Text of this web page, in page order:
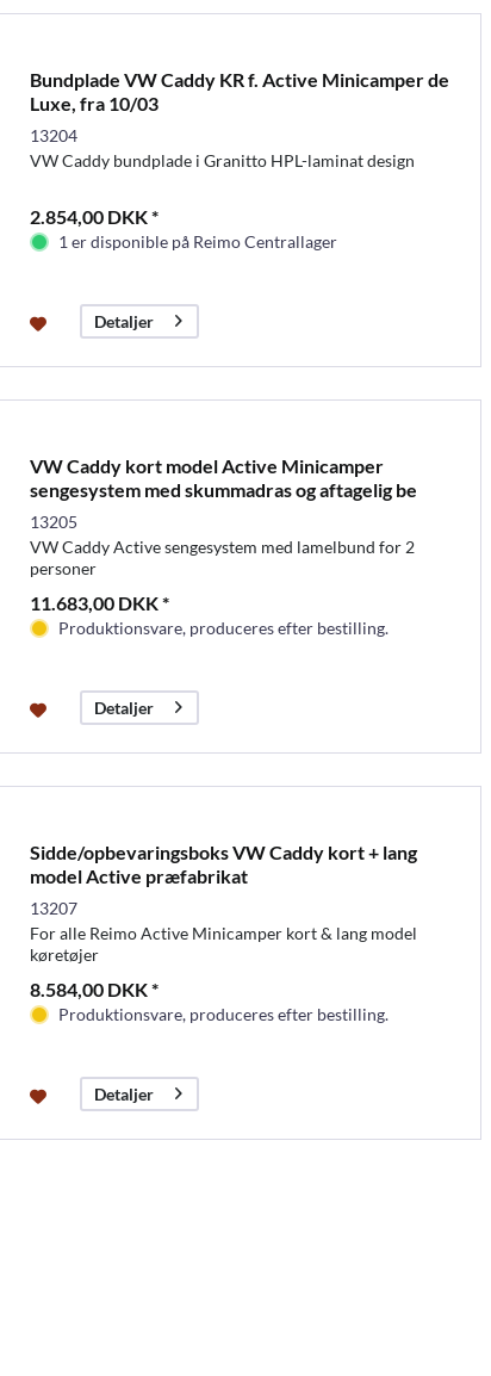
Bundplade VW Caddy KR f. Active Minicamper de
Luxe, fra 10/03
13204
VW Caddy bundplade i Granitto HPL-laminat design
2.854,00 DKK *
1 er disponible på Reimo Centrallager
Detaljer
VW Caddy kort model Active Minicamper
sengesystem med skummadras og aftagelig be
13205
VW Caddy Active sengesystem med lamelbund for 2
personer
11.683,00 DKK *
Produktionsvare, produceres efter bestilling.
Detaljer
Sidde/opbevaringsboks VW Caddy kort + lang
model Active præfabrikat
13207
For alle Reimo Active Minicamper kort & lang model
køretøjer
8.584,00 DKK *
Produktionsvare, produceres efter bestilling.
Detaljer